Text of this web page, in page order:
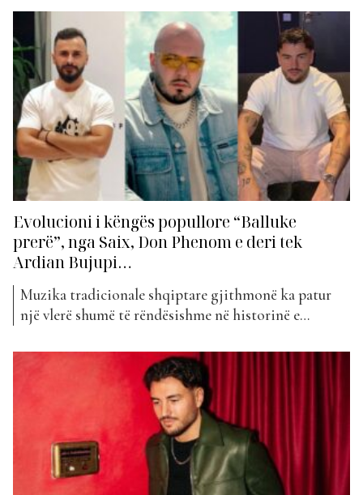
për këtë javë, me vendin e parë që e rrëmbejnë sërish
The Ironix dhe Ardian Bujupi me “Yarnana”, për të
dytën javë radhazi....
Evolucioni i këngës popullore “Balluke
prerë”, nga Saix, Don Phenom e deri tek
Ardian Bujupi…
Muzika tradicionale shqiptare gjithmonë ka patur
një vlerë shumë të rëndësishme në historinë e
nga krijimi i tyre, njerëzit janë munduar ta ruajnë atë
duke e trashëguar brez pas brezi. Influenca e kësaj
muzike duket sikur ka marrë përhapje të gjerë edhe...